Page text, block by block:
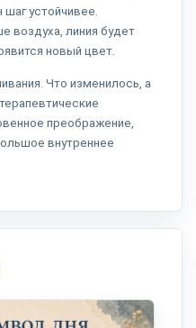
шаг устойчивее.
воздуха, линия будет
новый цвет.
Что изменилось, а
преображение,
внутреннее